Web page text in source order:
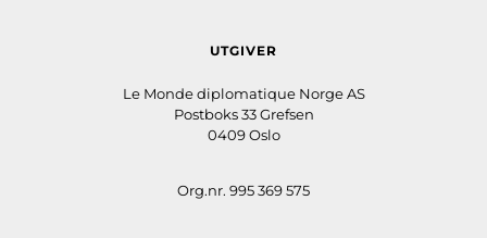
UTGIVER
Le Monde diplomatique Norge AS
Postboks 33 Grefsen
0409 Oslo
Org.nr. 995 369 575